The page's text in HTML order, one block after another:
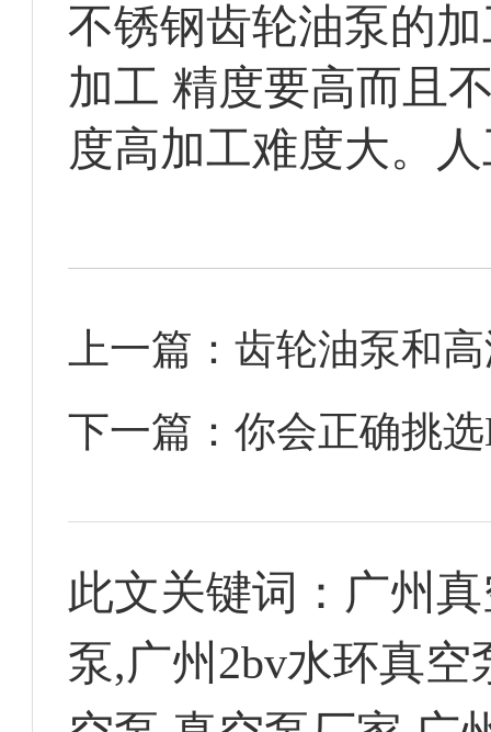
不锈钢齿轮油泵的
加工 精度要高而且
度高加工难度大。
上一篇：齿轮油泵和
下一篇：你会正确挑
此文关键词： 广州
泵,广州2bv水环真